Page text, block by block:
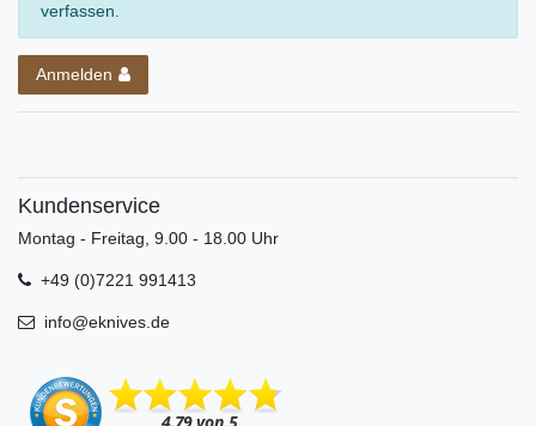
verfassen.
Anmelden
Kundenservice
Montag - Freitag, 9.00 - 18.00 Uhr
+49 (0)7221 991413
info@eknives.de